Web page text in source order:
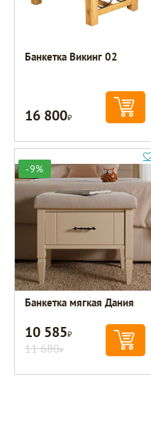
Банкетка Викинг 02
16 800Р
-9%
Банкетка мягкая Дания
10 585Р
11 680Р